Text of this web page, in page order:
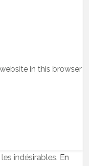
in this browser
indésirables. En